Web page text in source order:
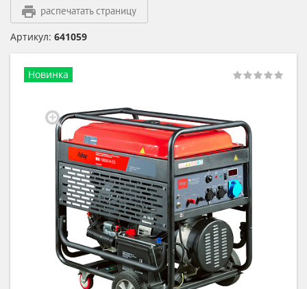
распечатать страницу
Артикул: 641059
Новинка